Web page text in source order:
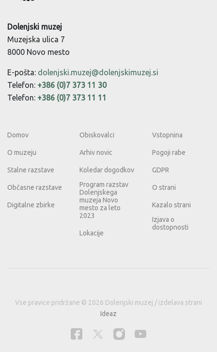
Dolenjski muzej
Muzejska ulica 7
8000 Novo mesto
E-pošta: dolenjski.muzej@dolenjskimuzej.si
Telefon: +386 (0)7 373 11 30
Telefon: +386 (0)7 373 11 11
Domov
O muzeju
Stalne razstave
Občasne razstave
Digitalne zbirke
Obiskovalci
Arhiv novic
Koledar dogodkov
Program razstav
Dolenjskega
muzeja Novo
mesto za leto
2023
Lokacije
Vstopnina
Pogoji rabe
GDPR
O strani
Kazalo strani
Izjava o
dostopnosti
Vse pravice pridržane © 2026 Dolenjski muzej / izdelava strani
Ideaz